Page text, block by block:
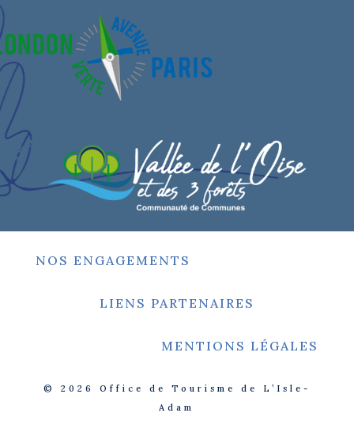
NOS ENGAGEMENTS
LIENS PARTENAIRES
MENTIONS LÉGALES
© 2026
Office de Tourisme de L’Isle-
Adam